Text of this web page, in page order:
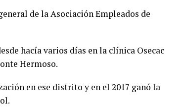
de la Asociación Empleados de
hacía varios días en la clínica Osecac
Hermoso.
en ese distrito y en el 2017 ganó la